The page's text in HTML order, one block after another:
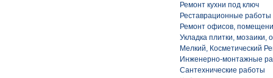
Ремонт кухни под ключ
Реставрационные работы
Ремонт офисов,
Укладка плитки, мозаики,
Мелкий, Косметический
Инженерно-монтажные
Сантехнические работы